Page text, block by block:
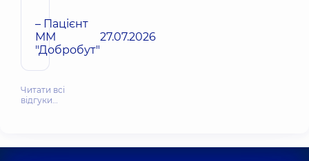
– Пацієнт
ММ
"Добробут"
27.07.2026
Читати всі
відгуки…